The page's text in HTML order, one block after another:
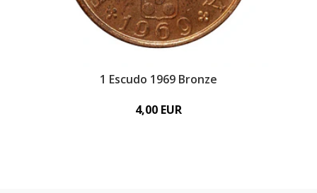
1 Escudo 1969 Bronze
4,00 EUR